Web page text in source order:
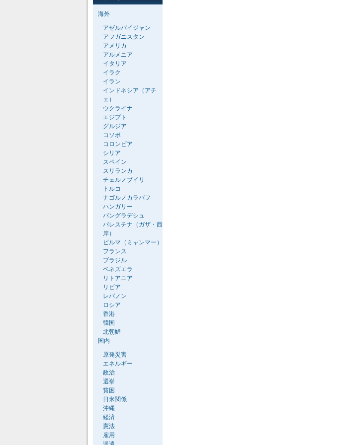
海外
アゼルバイジャン
アフガニスタン
アメリカ
アルメニア
イタリア
イラク
イラン
インドネシア（アチ
ェ）
ウクライナ
エジプト
グルジア
コソボ
コロンビア
シリア
スペイン
スリランカ
チェルノブイリ
トルコ
ナゴルノカラバフ
ハンガリー
バングラデシュ
パレスチナ（ガザ・西
岸）
ビルマ（ミャンマー）
フランス
ブラジル
ベネズエラ
リトアニア
リビア
レバノン
ロシア
香港
韓国
北朝鮮
国内
原発災害
エネルギー
政治
選挙
貧困
日米関係
沖縄
経済
憲法
雇用